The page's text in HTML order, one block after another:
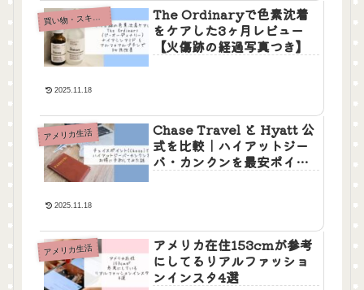
買
い物・スキンケア
The Ordinaryで色素沈着
をケアした3ヶ月レビュー
【火傷跡の経過写真つき】
2025.11.18
アメリカ生活
Chase Travel と Hyatt 公
式を比較｜ハイアットジー
バ・カンクンを最安ポイン
2025.11.18
アメリカ生活
アメリカ在住153cmが参考
にしてるリアルファッショ
ンインスタ4選